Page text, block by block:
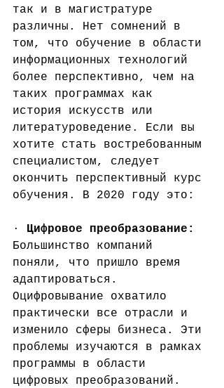
так и в магистратуре
различны. Нет сомнений в
том, что обучение в области
информационных технологий
более перспективно, чем на
таких программах как
история искусств или
литературоведение. Если вы
хотите стать востребованным
специалистом, следует
окончить перспективный курс
обучения. В 2020 году это:
· Цифровое преобразование:
Большинство компаний
поняли, что пришло время
адаптироваться.
Оцифровывание охватило
практически все отрасли и
изменило сферы бизнеса. Эти
проблемы изучаются в рамках
программы в области
цифровых преобразований.